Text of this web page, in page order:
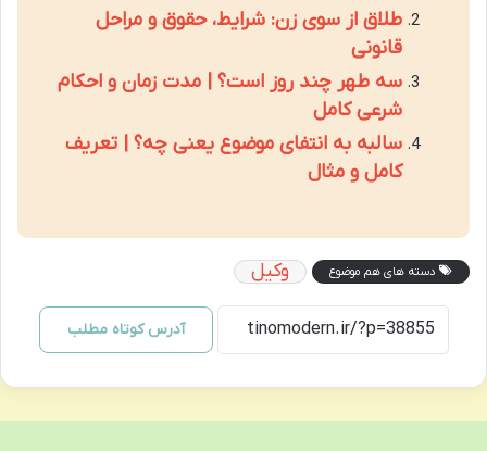
طلاق از سوی زن: شرایط، حقوق و مراحل
قانونی
سه طهر چند روز است؟ | مدت زمان و احکام
شرعی کامل
سالبه به انتفای موضوع یعنی چه؟ | تعریف
کامل و مثال
دسته های هم موضوع وکیل
آدرس کوتاه مطلب